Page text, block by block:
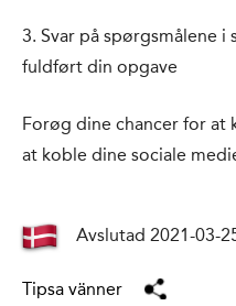
3. Svar på spørgsmålene
fuldført din opgave
Forøg dine chancer for at
at koble dine sociale
Avslutad 2021-03-
Tipsa vänner